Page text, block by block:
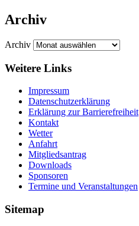
Archiv
Archiv
Weitere Links
Impressum
Datenschutzerklärung
Erklärung zur Barriere­frei­heit
Kontakt
Wetter
Anfahrt
Mitgliedsantrag
Downloads
Sponsoren
Termine und Veranstaltungen
Sitemap